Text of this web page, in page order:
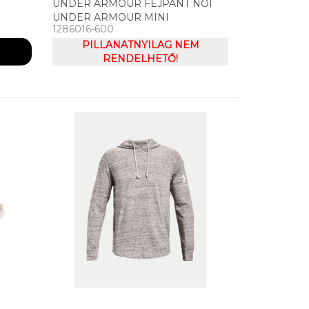
UNDER ARMOUR FEJPÁNT NÕI
UNDER ARMOUR MINI
HEADBANDS FEJPÁNT (6DB)
1286016-600
PILLANATNYILAG NEM
RENDELHETŐ!